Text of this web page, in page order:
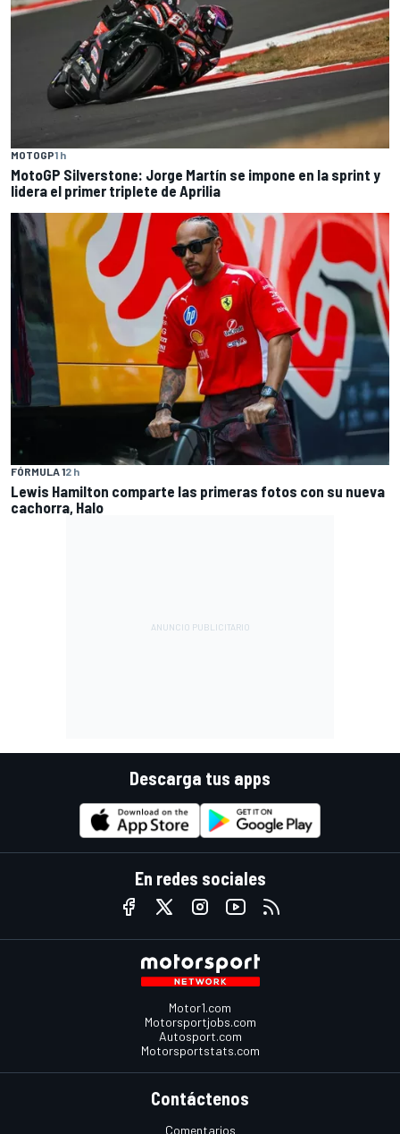
MOTOGP1 h
MotoGP Silverstone: Jorge Martín se impone en la sprint y
lidera el primer triplete de Aprilia
FÓRMULA 12 h
Lewis Hamilton comparte las primeras fotos con su nueva
cachorra, Halo
Descarga tus apps
En redes sociales
Motor1.com
Motorsportjobs.com
Autosport.com
Motorsportstats.com
Contáctenos
Comentarios